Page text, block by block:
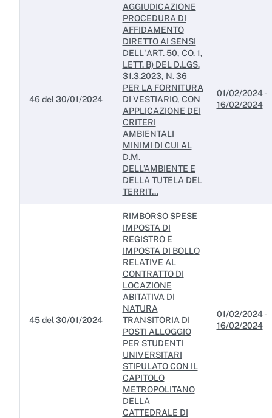
46 del 30/01/2024
AGGIUDICAZIONE
PROCEDURA DI
AFFIDAMENTO
DIRETTO AI SENSI
DELL'ART. 50, CO. 1,
LETT. B) DEL D.LGS.
31.3.2023, N. 36
PER LA FORNITURA
DI VESTIARIO, CON
APPLICAZIONE DEI
CRITERI
AMBIENTALI
MINIMI DI CUI AL
D.M.
DELL’AMBIENTE E
DELLA TUTELA DEL
TERRIT...
01/02/2024 -
16/02/2024
45 del 30/01/2024
RIMBORSO SPESE
IMPOSTA DI
REGISTRO E
IMPOSTA DI BOLLO
RELATIVE AL
CONTRATTO DI
LOCAZIONE
ABITATIVA DI
NATURA
TRANSITORIA DI
POSTI ALLOGGIO
PER STUDENTI
UNIVERSITARI
STIPULATO CON IL
CAPITOLO
METROPOLITANO
DELLA
CATTEDRALE DI
01/02/2024 -
16/02/2024